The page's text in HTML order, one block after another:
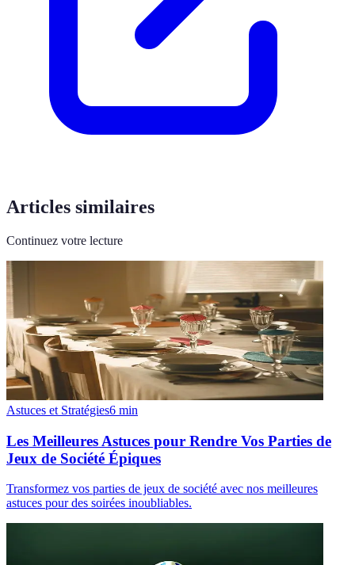
Articles similaires
Continuez votre lecture
Astuces et Stratégies6 min
Les Meilleures Astuces pour Rendre Vos Parties de
Jeux de Société Épiques
Transformez vos parties de jeux de société avec nos meilleures
astuces pour des soirées inoubliables.